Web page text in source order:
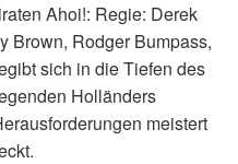
Ahoi!: Regie: Derek
Brown, Rodger Bumpass,
sich in die Tiefen des
Holländers
meistert